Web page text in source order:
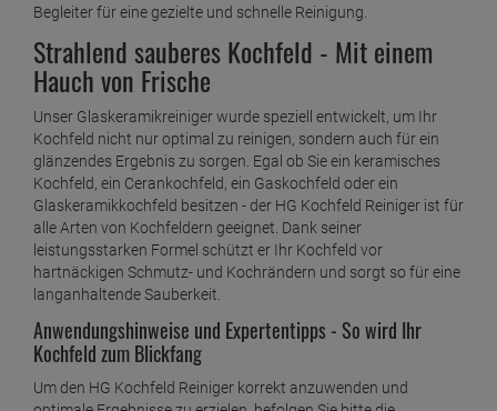
Begleiter für eine gezielte und schnelle Reinigung.
Strahlend sauberes Kochfeld - Mit einem
Hauch von Frische
Unser Glaskeramikreiniger wurde speziell entwickelt, um Ihr
Kochfeld nicht nur optimal zu reinigen, sondern auch für ein
glänzendes Ergebnis zu sorgen. Egal ob Sie ein keramisches
Kochfeld, ein Cerankochfeld, ein Gaskochfeld oder ein
Glaskeramikkochfeld besitzen - der HG Kochfeld Reiniger ist für
alle Arten von Kochfeldern geeignet. Dank seiner
leistungsstarken Formel schützt er Ihr Kochfeld vor
hartnäckigen Schmutz- und Kochrändern und sorgt so für eine
langanhaltende Sauberkeit.
Anwendungshinweise und Expertentipps - So wird Ihr
Kochfeld zum Blickfang
Um den HG Kochfeld Reiniger korrekt anzuwenden und